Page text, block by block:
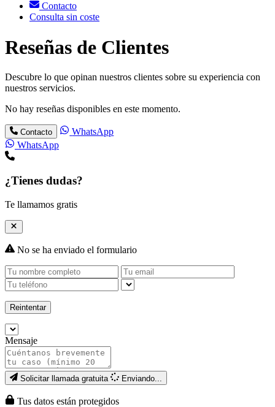
Contacto
Consulta sin coste
Reseñas de Clientes
Descubre lo que opinan nuestros clientes sobre su experiencia con
nuestros servicios.
No hay reseñas disponibles en este momento.
Contacto
WhatsApp
WhatsApp
¿Tienes dudas?
Te llamamos gratis
No se ha enviado el formulario
Reintentar
Mensaje
Solicitar llamada gratuita Enviando...
Tus datos están protegidos